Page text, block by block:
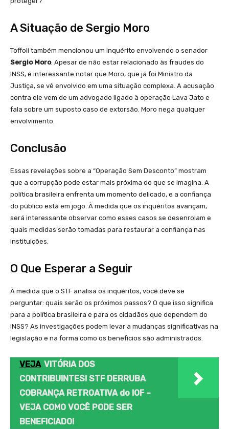
A Situação de Sergio Moro
Toffoli também mencionou um inquérito envolvendo o senador
Sergio Moro. Apesar de não estar relacionado às fraudes do
INSS, é interessante notar que Moro, que já foi Ministro da
Justiça, se vê envolvido em uma situação complexa. A acusação
contra ele vem de um advogado ligado à operação Lava Jato e
fala sobre um suposto caso de extorsão. Moro nega qualquer
envolvimento.
Conclusão
Essas revelações sobre a “Operação Sem Desconto” mostram
que a corrupção pode estar mais próxima do que se imagina. A
política brasileira enfrenta um momento delicado, e a confiança
do público está em jogo. À medida que os inquéritos avançam,
será interessante observar como esses casos se desenrolam e
quais medidas serão tomadas para restaurar a confiança nas
instituições.
O Que Esperar a Seguir
À medida que o STF analisa os inquéritos, você deve se
perguntar: quais serão os próximos passos? O que isso significa
para a política brasileira e para os cidadãos que dependem do
INSS? As investigações podem levar a mudanças significativas na
legislação e na forma como os benefícios são administrados.
VEJA VITÓRIA DOS
CONTRIBUINTES! STF DERRUBA
COBRANÇA RETROATIVA do IOF –
VEJA COMO VOCÊ PODE SER
BENEFICIADO!